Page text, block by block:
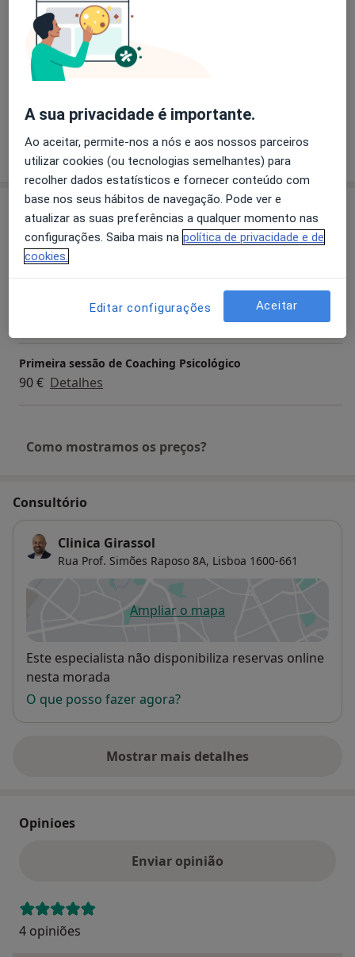
Principais doenças tratadas
Transtornos De Estresse
Pacientes que trato
Mostrar mais detalhes
sobre a experiência
Serviços e preços
Consulta online
60 € Detalhes
Primeira consulta de Hipnose clínica
Primeira sessão de Coaching Psicológico
90 € Detalhes
Como mostramos os preços?
Consultório
Clinica Girassol
Rua Prof. Simões Raposo 8A, Lisboa 1600-661
Ampliar o mapaabre num novo separador
Disponibilidade
Este especialista não disponibiliza reservas online
nesta morada
O que posso fazer agora?
Mostrar mais detalhes
sobre o endereço
Opinioes
Enviar opinião
4 opiniões
A sua privacidade é importante.
Ao aceitar, permite-nos a nós e aos nossos parceiros
utilizar cookies (ou tecnologias semelhantes) para
recolher dados estatísticos e fornecer conteúdo com
base nos seus hábitos de navegação. Pode ver e
atualizar as suas preferências a qualquer momento nas
configurações. Saiba mais na política de privacidade e de
cookies.
Editar configurações Aceitar